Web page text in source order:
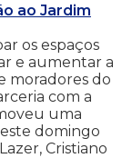
ao Jardim
os espaços
e aumentar a
moradores do
com a
uma
domingo
Cristiano